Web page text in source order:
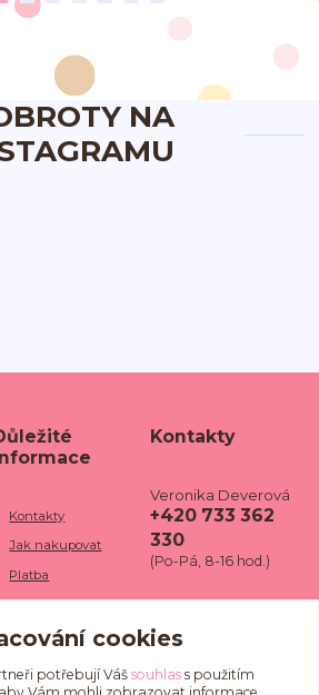
NA
Kontakty
Jak nakupovat
Platba
Doba dodání
Doprava
Kontakty
Veronika Deverová
+420 733 362
330
(Po-Pá, 8-16 hod.)
we.cz
cookies
potřebují Váš souhlass použitím